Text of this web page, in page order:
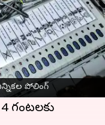
పోలింగ్
పోలింగ్
8 గంటలకు
గంటలకు